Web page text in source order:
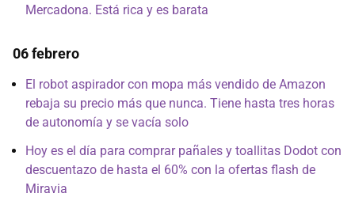
Mercadona. Está rica y es barata
06 febrero
El robot aspirador con mopa más vendido de Amazon
rebaja su precio más que nunca. Tiene hasta tres horas
de autonomía y se vacía solo
Hoy es el día para comprar pañales y toallitas Dodot con
descuentazo de hasta el 60% con la ofertas flash de
Miravia